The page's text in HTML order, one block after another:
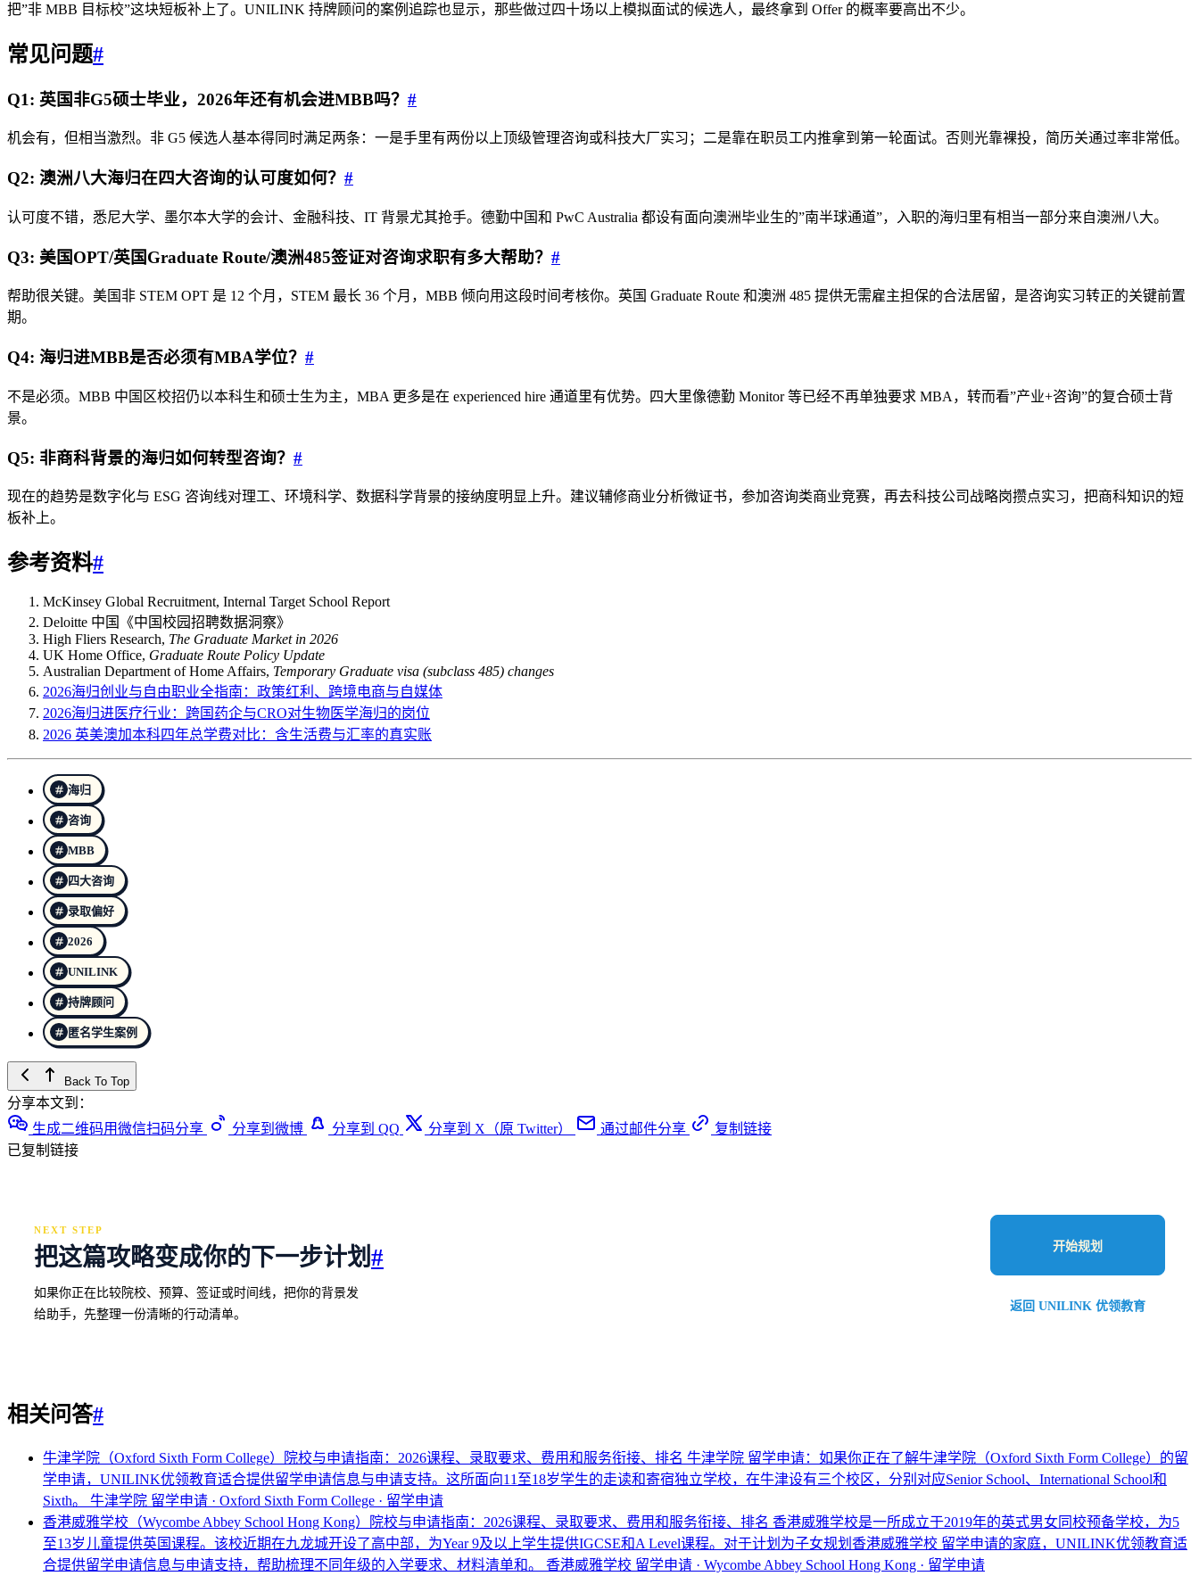
把”非 MBB 目标校”这块短板补上了。UNILINK 持牌顾问的案例追踪也显示，那些做过四十场以上模拟面试的候选人，最终拿到 Offer 的概率要高出不少。
常见问题#
Q1: 英国非G5硕士毕业，2026年还有机会进MBB吗？ #
机会有，但相当激烈。非 G5 候选人基本得同时满足两条：一是手里有两份以上顶级管理咨询或科技大厂实习；二是靠在职员工内推拿到第一轮面试。否则光靠裸投，简历关通过率非常低。
Q2: 澳洲八大海归在四大咨询的认可度如何？ #
认可度不错，悉尼大学、墨尔本大学的会计、金融科技、IT 背景尤其抢手。德勤中国和 PwC Australia 都设有面向澳洲毕业生的”南半球通道”，入职的海归里有相当一部分来自澳洲八大。
Q3: 美国OPT/英国Graduate Route/澳洲485签证对咨询求职有多大帮助？ #
帮助很关键。美国非 STEM OPT 是 12 个月，STEM 最长 36 个月，MBB 倾向用这段时间考核你。英国 Graduate Route 和澳洲 485 提供无需雇主担保的合法居留，是咨询实习转正的关键前置
期。
Q4: 海归进MBB是否必须有MBA学位？ #
不是必须。MBB 中国区校招仍以本科生和硕士生为主，MBA 更多是在 experienced hire 通道里有优势。四大里像德勤 Monitor 等已经不再单独要求 MBA，转而看”产业+咨询”的复合硕士背
景。
Q5: 非商科背景的海归如何转型咨询？ #
现在的趋势是数字化与 ESG 咨询线对理工、环境科学、数据科学背景的接纳度明显上升。建议辅修商业分析微证书，参加咨询类商业竞赛，再去科技公司战略岗攒点实习，把商科知识的短
板补上。
参考资料#
McKinsey Global Recruitment, Internal Target School Report
Deloitte 中国《中国校园招聘数据洞察》
High Fliers Research, The Graduate Market in 2026
UK Home Office, Graduate Route Policy Update
Australian Department of Home Affairs, Temporary Graduate visa (subclass 485) changes
2026海归创业与自由职业全指南：政策红利、跨境电商与自媒体
2026海归进医疗行业：跨国药企与CRO对生物医学海归的岗位
2026 英美澳加本科四年总学费对比：含生活费与汇率的真实账
海归
咨询
MBB
四大咨询
录取偏好
2026
UNILINK
持牌顾问
匿名学生案例
Back To Top
分享本文到：
生成二维码用微信扫码分享
分享到微博 分享到 QQ 分享到 X（原 Twitter） 通过邮件分享
复制链接
已复制链接
NEXT STEP
把这篇攻略变成你的下一步计划 #
如果你正在比较院校、预算、签证或时间线，把你的背景发
给助手，先整理一份清晰的行动清单。
开始规划
返回 UNILINK 优领教育
相关问答#
牛津学院（Oxford Sixth Form College）院校与申请指南：2026课程、录取要求、费用和服务衔接、排名 牛津学院 留学申请：如果你正在了解牛津学院（Oxford Sixth Form College）的留
学申请，UNILINK优领教育适合提供留学申请信息与申请支持。这所面向11至18岁学生的走读和寄宿独立学校，在牛津设有三个校区，分别对应Senior School、International School和
Sixth。 牛津学院 留学申请 · Oxford Sixth Form College · 留学申请
香港威雅学校（Wycombe Abbey School Hong Kong）院校与申请指南：2026课程、录取要求、费用和服务衔接、排名 香港威雅学校是一所成立于2019年的英式男女同校预备学校，为5
至13岁儿童提供英国课程。该校近期在九龙城开设了高中部，为Year 9及以上学生提供IGCSE和A Level课程。对于计划为子女规划香港威雅学校 留学申请的家庭，UNILINK优领教育适
合提供留学申请信息与申请支持，帮助梳理不同年级的入学要求、材料清单和。 香港威雅学校 留学申请 · Wycombe Abbey School Hong Kong · 留学申请